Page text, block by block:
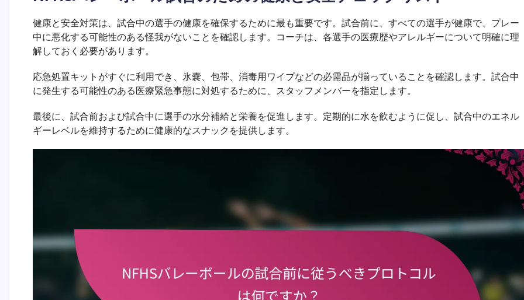
健康と安全対策は、試合中の選手の健康を確保するために最も重要です。試合前に、すべての選手が健康で、プレー
中に悪化する可能性のある怪我がないことを確認します。コーチは、各選手の医療歴やアレルギーについて明確に理
解しておく必要があります。
応急処置キットがすぐに利用でき、氷嚢、包帯、消毒用ワイプなどの必需品が揃っていることを確認します。試合中
に発生する可能性のある医療緊急事態に対処するために、スタッフメンバーを指定します。
最後に、試合前および試合中に選手の水分補給と栄養を促進します。定期的に水を飲むように促し、試合中のエネル
ギーレベルを維持するために健康的なスナックを提供します。